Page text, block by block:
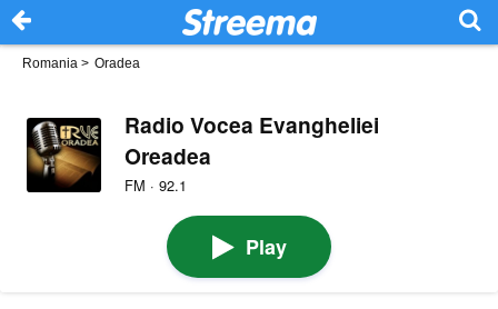
Romania > Oradea
Radio Vocea Evangheliei
Oreadea
FM · 92.1
Play